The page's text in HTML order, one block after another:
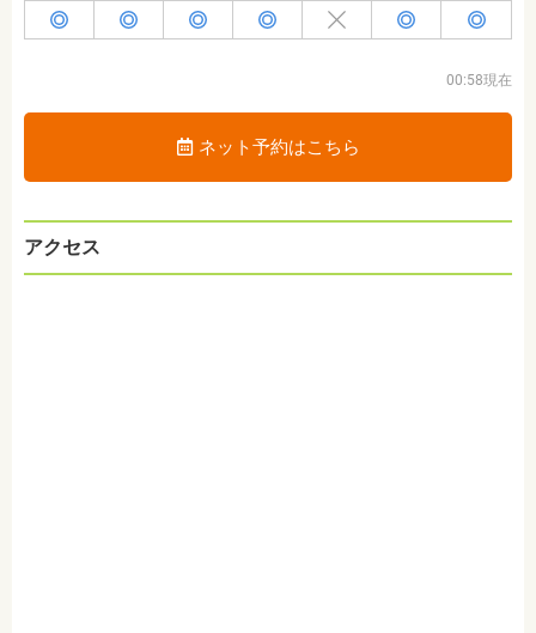
00:58現在
ネット予約はこちら
アクセス